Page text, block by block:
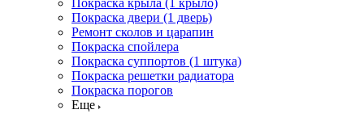
Покраска крыла (1 крыло)
Покраска двери (1 дверь)
Ремонт сколов и царапин
Покраска спойлера
Покраска суппортов (1 штука)
Покраска решетки радиатора
Покраска порогов
Еще